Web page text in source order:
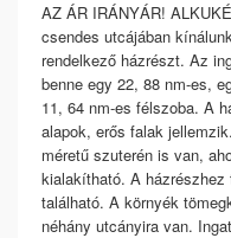
AZ ÁR IRÁNYÁR!
csendes utcájában
rendelkező házrészt. Az
benne egy 22, 88 nm-es,
11, 64 nm-es félszoba. A
alapok, erős falak
méretű szuterén is van,
kialakítható. A
található. A környék
néhány utcányira van.